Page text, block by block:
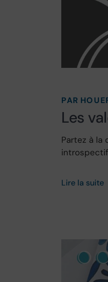
PAR
Les
Partez à la
Lire la suite